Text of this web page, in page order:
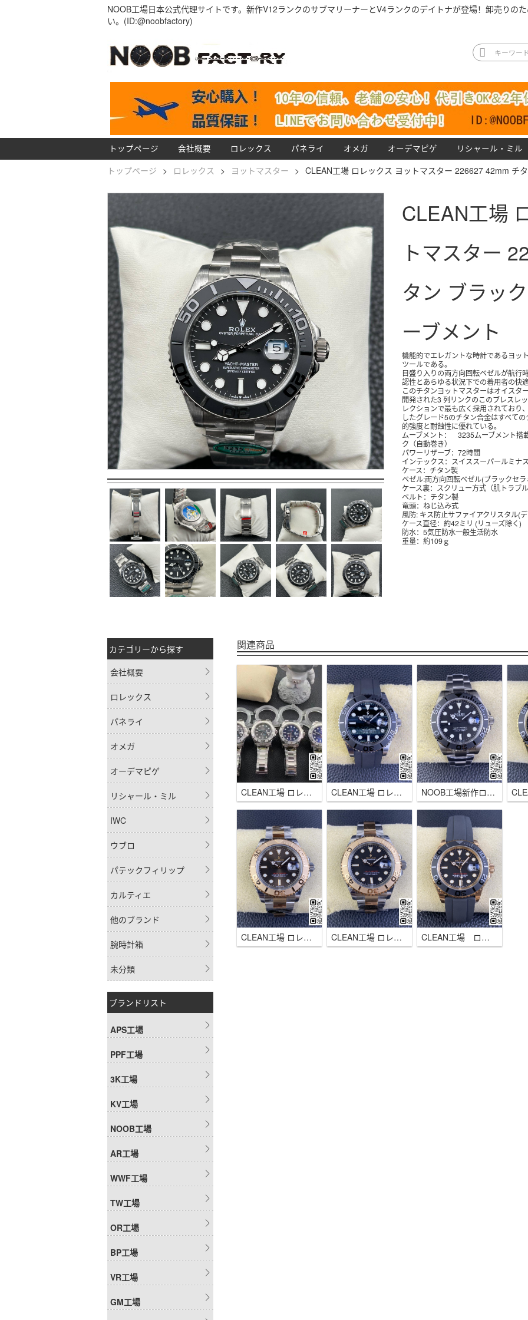
NOOB工場日本公式代理サイトです。新作V12ランクのサブマリーナーとV4ランクのデイトナが登場！卸売りの
い。(ID:@noobfactory)
トップページ 会社概要 ロレックス パネライ オメガ オーデマピゲ リシャール・ミル
トップページ > ロレックス > ヨットマスター > CLEAN工場 ロレックス ヨットマスター 226627 42mm チ
CLEAN工場
トマスター
タン ブラッ
ーブメント
機能的でエレガントな時計であるヨットマスターは、手首における信頼できる航海
ツールである。
目盛り入りの両方向回転ベゼルが航行時の正確な経過時間の計測を可能にする。視
認性とあらゆる状況下での着用者の快
このチタンヨットマスターはオイスターブレスレットを備えている。1930 年代末に
開発された3 列リンクのこのブレスレ
レクションで最も広く採用されており
したグレード5のチタン合金はすべて
的強度と耐蝕性に優れている。
ムーブメント： 3235ムーブメント搭載
ク（自動巻き）
パワーリザーブ：72時間
インテックス：スイススーパールミナス
ケース：チタン製
ベゼル:両方向回転ベゼル(ブラックセ
ケース裏：スクリュー方式（肌トラブ
ベルト：チタン製
竜頭：ねじ込み式
風防: キス防止サファイアクリスタル(
ケース直径：約42ミリ (リューズ除く)
防水：5気圧防水一般生活防水
重量：約109ｇ
カテゴリーから探す
会社概要
ロレックス
パネライ
オメガ
オーデマピゲ
リシャール・ミル
IWC
ウブロ
パテックフィリップ
カルティエ
他のブランド
腕時計箱
未分類
ブランドリスト
APS工場
PPF工場
3K工場
KV工場
NOOB工場
AR工場
WWF工場
TW工場
OR工場
BP工場
VR工場
GM工場
関連商品
CLEAN工場 ロレックス ヨットマスター プラチナベゼル40mm 3235 ムーブメント CLEAN工場 ロレックス ヨットマスター42 鷹目石(ホークズアイ)文字盤 3235自動巻きムーブメント NOOB工場新作ロレックス ヨットマスター226627 42mm チタン ブラックベゼル 3235ムーブメント
CLEAN工場 ロレックス ヨットマスター コンビゴールド ピンクゴールド文字盤40mm 3235 ムーブメント CLEAN工場 ロレックス ヨットマスター コンビゴールド 黒文字盤40mm 3235 ムーブメント CLEAN工場 ロレックス126655 ヨットマスター ローズゴールド40ｍｍ 3235ムーブメント